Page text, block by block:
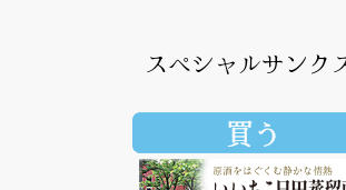
スペシャルサンク